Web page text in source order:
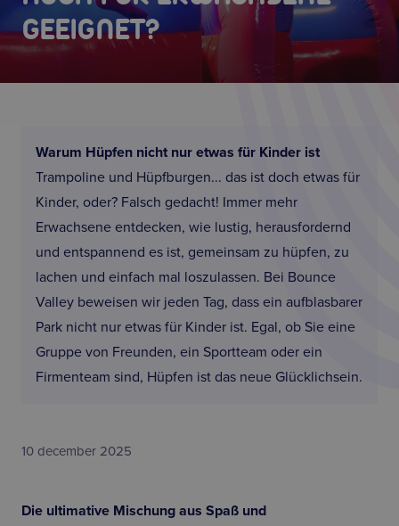
GEEIGNET?
Warum Hüpfen nicht nur etwas für Kinder ist
Trampoline und Hüpfburgen... das ist doch etwas für
Kinder, oder? Falsch gedacht! Immer mehr
Erwachsene entdecken, wie lustig, herausfordernd
und entspannend es ist, gemeinsam zu hüpfen, zu
lachen und einfach mal loszulassen. Bei Bounce
Valley beweisen wir jeden Tag, dass ein aufblasbarer
Park nicht nur etwas für Kinder ist. Egal, ob Sie eine
Gruppe von Freunden, ein Sportteam oder ein
Firmenteam sind, Hüpfen ist das neue Glücklichsein.
10 december 2025
Die ultimative Mischung aus Spaß und